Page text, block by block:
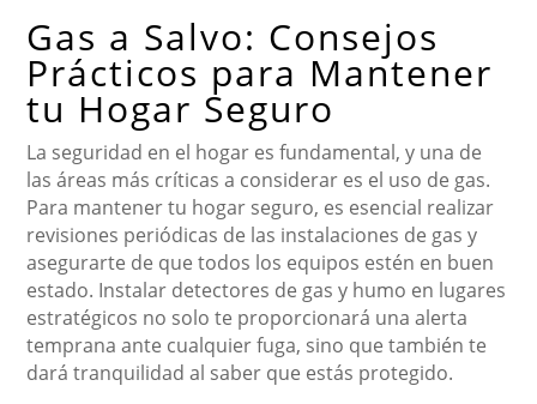
Gas a Salvo: Consejos
Prácticos para Mantener
tu Hogar Seguro
La seguridad en el hogar es fundamental, y una de
las áreas más críticas a considerar es el uso de gas.
Para mantener tu hogar seguro, es esencial realizar
revisiones periódicas de las instalaciones de gas y
asegurarte de que todos los equipos estén en buen
estado. Instalar detectores de gas y humo en lugares
estratégicos no solo te proporcionará una alerta
temprana ante cualquier fuga, sino que también te
dará tranquilidad al saber que estás protegido.